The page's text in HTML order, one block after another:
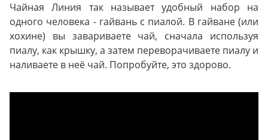
Чайная Линия так называет удобный набор на
одного человека - гайвань с пиалой. В гайване (или
хохине) вы завариваете чай, сначала используя
пиалу, как крышку, а затем переворачиваете пиалу и
наливаете в неё чай. Попробуйте, это здорово.